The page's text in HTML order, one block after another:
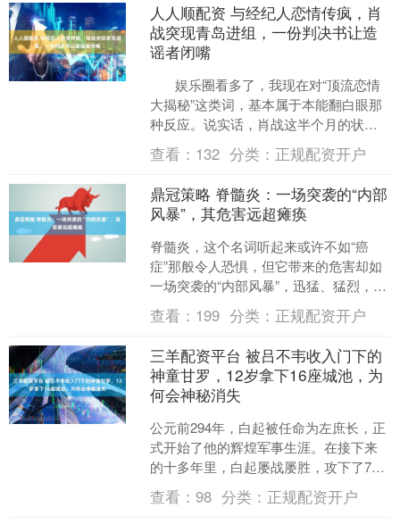
人人顺配资 与经纪人恋情传疯，肖
战突现青岛进组，一份判决书让造
谣者闭嘴
娱乐圈看多了，我现在对“顶流恋情
大揭秘”这类词，基本属于本能翻白眼那
种反应。说实话，肖战这半个月的状
态，就是一个活生生的样本：一边拿
奖、进组拍戏，....
查看： 132 分类： 正规配资开户
鼎冠策略 脊髓炎：一场突袭的“内部
风暴”，其危害远超瘫痪
脊髓炎，这个名词听起来或许不如“癌
症”那般令人恐惧，但它带来的危害却如
一场突袭的“内部风暴”，迅猛、猛烈，足
以在瞬间摧毁一个人的正常生活。它并
非由外部创伤引起，....
查看： 199 分类： 正规配资开户
三羊配资平台 被吕不韦收入门下的
神童甘罗，12岁拿下16座城池，为
何会神秘消失
公元前294年，白起被任命为左庶长，正
式开始了他的辉煌军事生涯。在接下来
的十多年里，白起屡战屡胜，攻下了70
多座城池，斩杀敌军110万以上，堪称古
代战场上的传奇....
查看：98 分类： 正规配资开户